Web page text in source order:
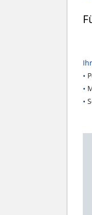
•
•
•